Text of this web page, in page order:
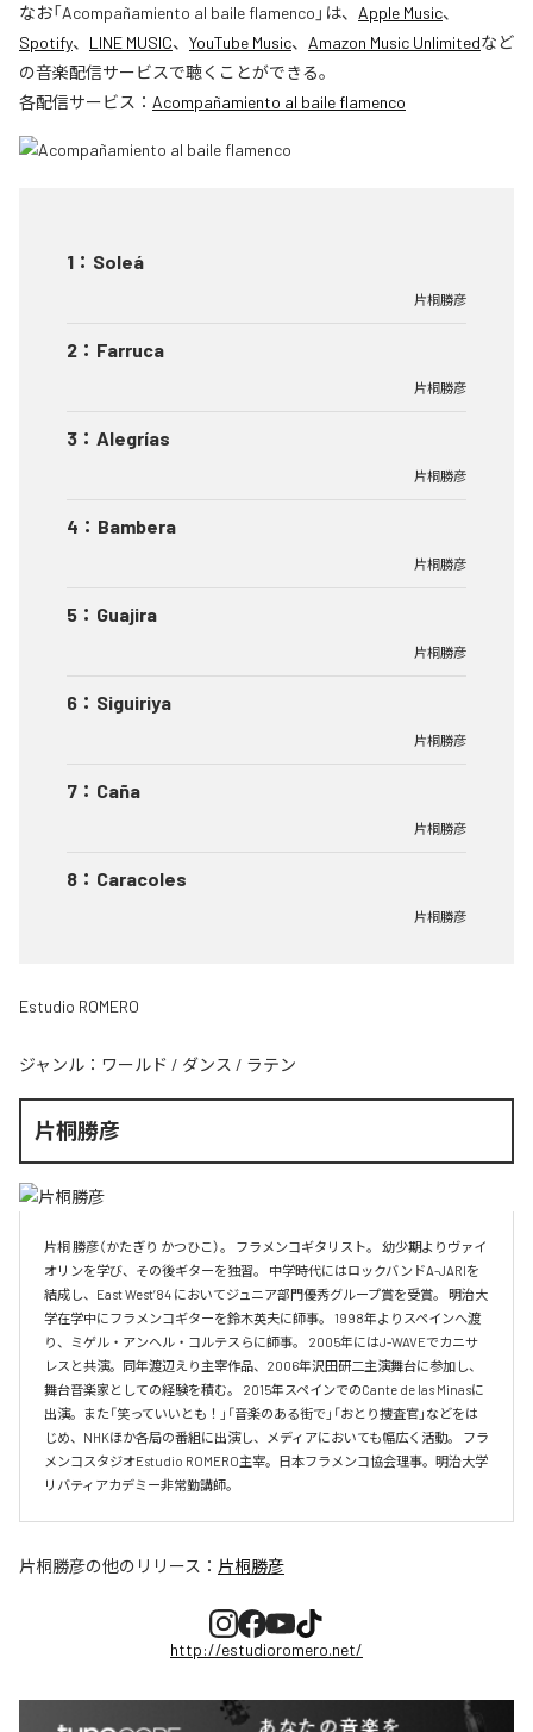
なお「Acompañamiento al baile flamenco 」は、 Apple Music、
Spotify、 LINE MUSIC、 YouTube Music、 Amazon Music Unlimitedなど
の音楽配信サービスで聴くことができる。
各配信サービス： Acompañamiento al baile flamenco
1 ： Soleá
片桐勝彦
2 ： Farruca
片桐勝彦
3 ： Alegrías
片桐勝彦
4 ： Bambera
片桐勝彦
5 ： Guajira
片桐勝彦
6 ： Siguiriya
片桐勝彦
7 ： Caña
片桐勝彦
8 ： Caracoles
片桐勝彦
Estudio ROMERO
ジャンル： ワールド / ダンス / ラテン
片桐勝彦
片桐 勝彦（かたぎり かつひこ）。 フラメンコギタリスト。 幼少期よりヴァイ
オリンを学び、その後ギターを独習。 中学時代にはロックバンドA-JARIを
結成し、East West’84 においてジュニア部門優秀グループ賞を受賞。 明治大
学在学中にフラメンコギターを鈴木英夫に師事。 1998年よりスペインへ渡
り、ミゲル・アンヘル・コルテスらに師事。 2005年にはJ-WAVEでカニサ
レスと共演。同年渡辺えり主宰作品、2006年沢田研二主演舞台に参加し、
舞台音楽家としての経験を積む。 2015年スペインでのCante de las Minasに
出演。また「笑っていいとも！」「音楽のある街で」「おとり捜査官」などをは
じめ、NHKほか各局の番組に出演し、メディアにおいても幅広く活動。 フラ
メンコスタジオEstudio ROMERO主宰。日本フラメンコ協会理事。明治大学
リバティアカデミー非常勤講師。
片桐勝彦の他のリリース： 片桐勝彦
http://estudioromero.net/